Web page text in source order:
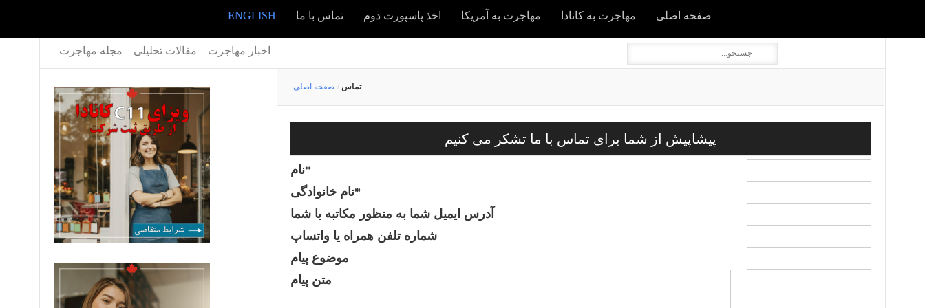
ENGLISH تماس با ما اخذ پاسپورت دوم مهاجرت به آمریکا مهاجرت به کانادا صفحه اصلی
مجله مهاجرت مقالات تحلیلی اخبار مهاجرت
صفحه اصلی / تماس
پیشاپیش از شما برای تماس با ما تشکر می کنیم
نام*
نام خانوادگی*
آدرس ایمیل شما به منظور مکاتبه با شما
شماره تلفن همراه یا واتساپ
موضوع پیام
متن پیام